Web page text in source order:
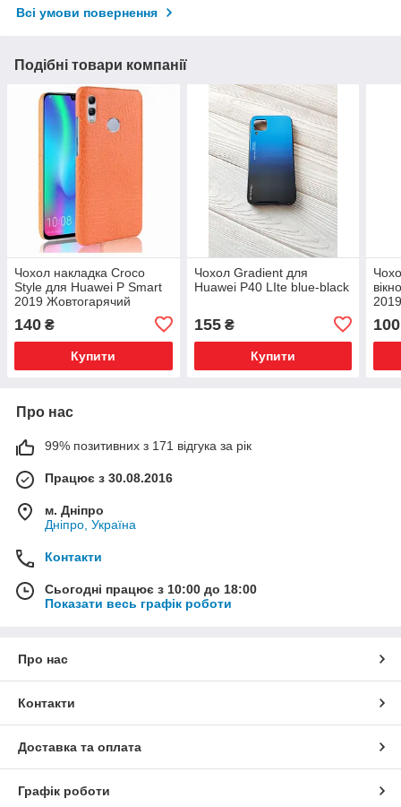
Всі умови повернення
Подібні товари компанії
Чохол накладка Croco
Style для Huawei P Smart
2019 Жовтогарячий
140 ₴
Купити
Чохол Gradient для
Huawei P40 LIte blue-black
155₴
Купити
100
Про нас
99% позитивних з 171 відгука за рік
Працює з 30.08.2016
м. Дніпро
Дніпро, Україна
Контакти
Сьогодні працює з 10:00 до 18:00
Показати весь графік роботи
Про нас
Контакти
Доставка та оплата
Графік роботи